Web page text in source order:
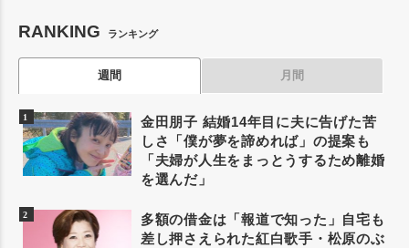
RANKING ランキング
週間 月間
金田朋子 結婚14年目に夫に告げた苦
しさ「僕が夢を諦めれば」の提案も
「夫婦が人生をまっとうするため離婚
を選んだ」
多額の借金は「報道で知った」自宅も
差し押さえられた紅白歌手・松原のぶ